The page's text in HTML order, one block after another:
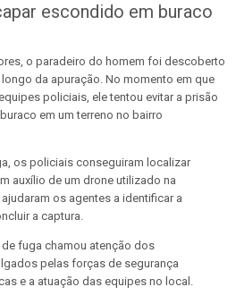
escondido em buraco
o paradeiro do homem foi descoberto
da apuração. No momento em que
policiais, ele tentou evitar a prisão
em um terreno no bairro
os policiais conseguiram localizar
auxílio de um drone utilizado na
os agentes a identificar a
a captura.
fuga chamou atenção dos
pelas forças de segurança
e a atuação das equipes no local.